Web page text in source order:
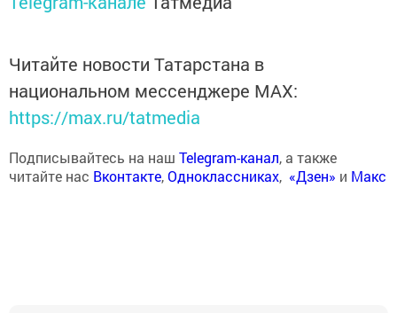
Читайте новости Татарстана в
национальном мессенджере MАХ:
https://max.ru/tatmedia
Подписывайтесь на наш Telegram-канал, а также
читайте нас Вконтакте,Одноклассниках, «Дзен» и Макс